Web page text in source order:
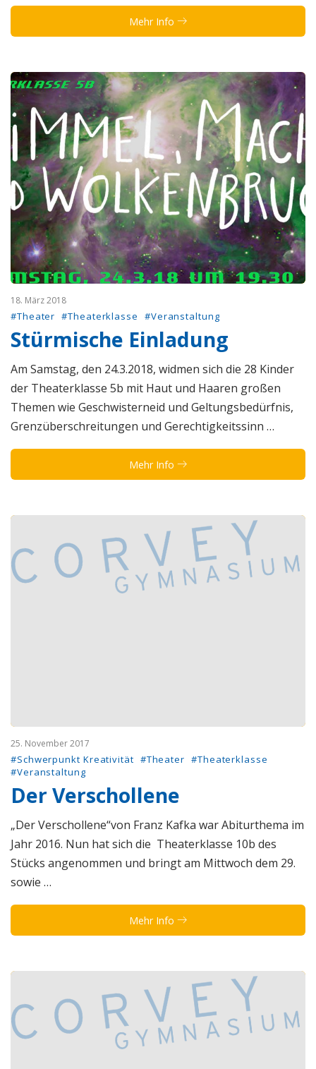
Mehr Info
18. März 2018
#Theater #Theaterklasse #Veranstaltung
Stürmische Einladung
Am Samstag, den 24.3.2018, widmen sich die 28 Kinder
der Theaterklasse 5b mit Haut und Haaren großen
Themen wie Geschwisterneid und Geltungsbedürfnis,
Grenzüberschreitungen und Gerechtigkeitssinn …
Mehr Info
25. November 2017
#Schwerpunkt Kreativität #Theater #Theaterklasse
#Veranstaltung
Der Verschollene
„Der Verschollene“von Franz Kafka war Abiturthema im
Jahr 2016. Nun hat sich die Theaterklasse 10b des
Stücks angenommen und bringt am Mittwoch dem 29.
sowie …
Mehr Info